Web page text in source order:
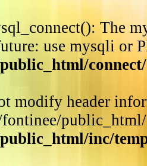
The
use mysqli or
modify header
fontinee/
inc/